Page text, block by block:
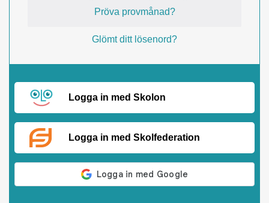
Pröva provmånad?
Glömt ditt lösenord?
Logga in med Skolon
Logga in med Skolfederation